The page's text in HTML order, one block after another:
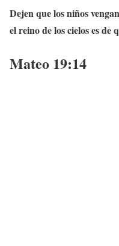
Dejen que los niños
el reino de los cielos es de
Mateo 19:14